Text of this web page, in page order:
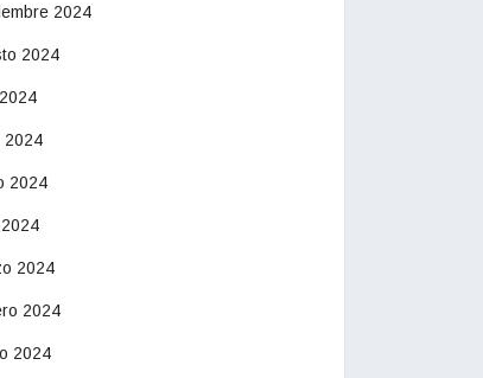
2024
2024
2024
2024
2024
2024
2024